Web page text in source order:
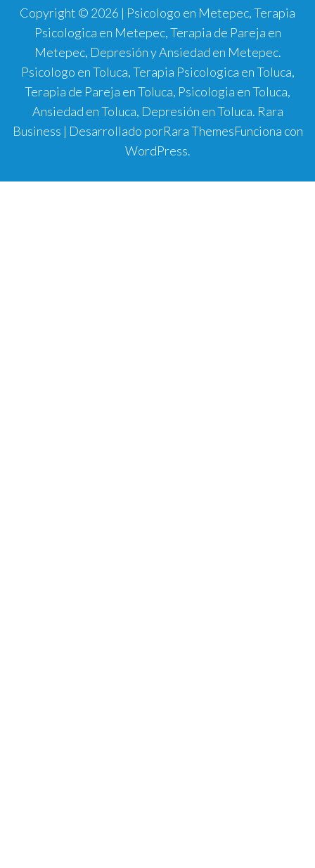
Copyright © 2026 | Psicologo en Metepec, Terapia
Psicologica en Metepec, Terapia de Pareja en
Metepec, Depresión y Ansiedad en Metepec.
Psicologo en Toluca, Terapia Psicologica en Toluca,
Terapia de Pareja en Toluca, Psicologia en Toluca,
Ansiedad en Toluca, Depresión en Toluca. Rara
Business | Desarrollado porRara ThemesFunciona con
WordPress.